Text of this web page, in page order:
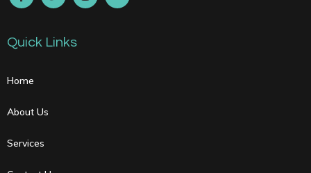
Quick Links
Home
About Us
Services